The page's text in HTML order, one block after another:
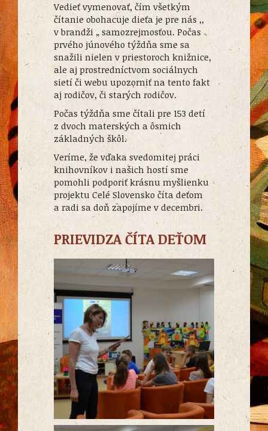
Vedieť vymenovať, čím všetkým
čítanie obohacuje dieťa je pre nás ,,
v brandži „ samozrejmosťou. Počas
prvého júnového týždňa sme sa
snažili nielen v priestoroch knižnice,
ale aj prostredníctvom sociálnych
sietí či webu upozorniť na tento fakt
aj rodičov, či starých rodičov.
Počas týždňa sme čítali pre 153 detí
z dvoch materských a ôsmich
základných škôl.
Veríme, že vďaka svedomitej práci
knihovníkov i našich hostí sme
pomohli podporiť krásnu myšlienku
projektu Celé Slovensko číta deťom
a radi sa doň zapojíme v decembri.
PRIEVIDZA ČÍTA DEŤOM